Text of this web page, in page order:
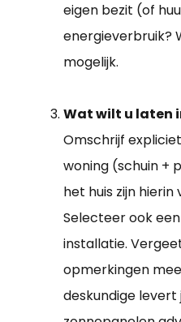
eigen bezit (of
energieverbruik?
mogelijk.
Wat wilt u laten
Omschrijf
woning (schuin +
het huis zijn
Selecteer ook
installatie.
opmerkingen
deskundige